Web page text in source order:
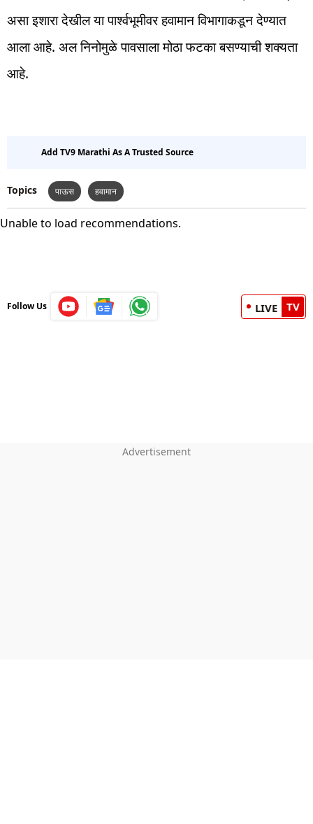
असा इशारा देखील या पार्श्वभूमीवर हवामान विभागाकडून देण्यात
आला आहे. अल निनोमुळे पावसाला मोठा फटका बसण्याची शक्यता
आहे.
Add TV9 Marathi As A Trusted Source
Topics पाऊस हवामान
Unable to load recommendations.
Follow Us LIVE TV